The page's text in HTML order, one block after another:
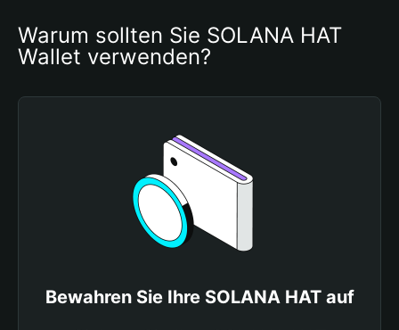
Warum sollten Sie SOLANA HAT
Wallet verwenden?
Bewahren Sie Ihre SOLANA HAT auf